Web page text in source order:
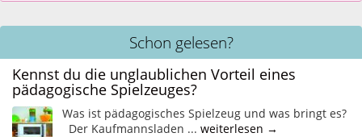
Schon gelesen?
Kennst du die unglaublichen Vorteil eines
pädagogische Spielzeuges?
Was ist pädagogisches Spielzeug und was bringt es?
Der Kaufmannsladen ... weiterlesen →